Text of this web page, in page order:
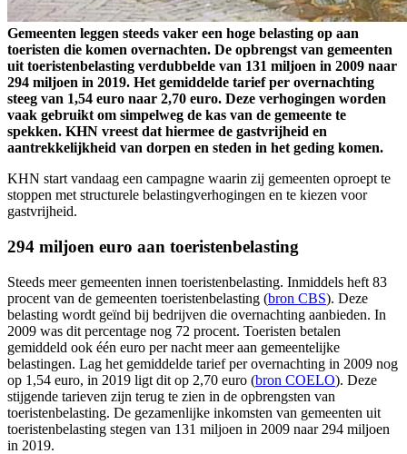
Gemeenten leggen steeds vaker een hoge belasting op aan
toeristen die komen overnachten. De opbrengst van gemeenten
uit toeristenbelasting verdubbelde van 131 miljoen in 2009 naar
294 miljoen in 2019. Het gemiddelde tarief per overnachting
steeg van 1,54 euro naar 2,70 euro. Deze verhogingen worden
vaak gebruikt om simpelweg de kas van de gemeente te
spekken. KHN vreest dat hiermee de gastvrijheid en
aantrekkelijkheid van dorpen en steden in het geding komen.
KHN start vandaag een campagne waarin zij gemeenten oproept te
stoppen met structurele belastingverhogingen en te kiezen voor
gastvrijheid.
294 miljoen euro aan toeristenbelasting
Steeds meer gemeenten innen toeristenbelasting. Inmiddels heft 83
procent van de gemeenten toeristenbelasting (bron CBS). Deze
belasting wordt geïnd bij bedrijven die overnachting aanbieden. In
2009 was dit percentage nog 72 procent. Toeristen betalen
gemiddeld ook één euro per nacht meer aan gemeentelijke
belastingen. Lag het gemiddelde tarief per overnachting in 2009 nog
op 1,54 euro, in 2019 ligt dit op 2,70 euro (bron COELO). Deze
stijgende tarieven zijn terug te zien in de opbrengsten van
toeristenbelasting. De gezamenlijke inkomsten van gemeenten uit
toeristenbelasting stegen van 131 miljoen in 2009 naar 294 miljoen
in 2019.